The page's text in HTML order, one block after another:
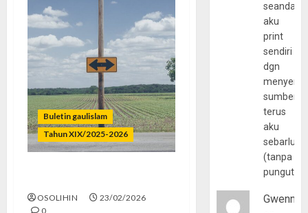
Buletin gaulislam
Tahun XIX/2025-2026
OSOLIHIN
23/02/2026
0
aku
print
sendiri
dgn
sumber
terus
aku
(tanpa
Gwenny